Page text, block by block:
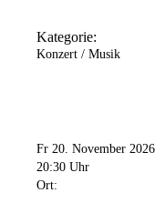
Kategorie:
Konzert / Musik
Fr 20. November 2026
20:30 Uhr
Ort: